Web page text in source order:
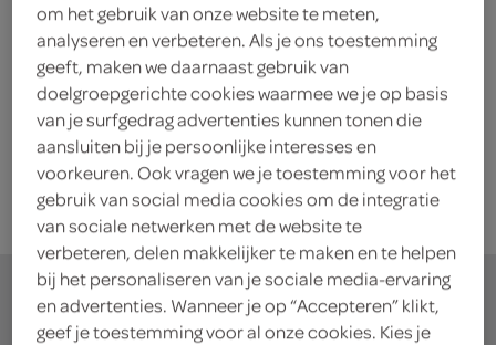
mondkapje comfort maat L/XL
9 Gram
5.45 kies je SPAR
om het gebruik van onze website te meten,
analyseren en verbeteren. Als je ons toestemming
geeft, maken we daarnaast gebruik van
doelgroepgerichte cookies waarmee we je op basis
van je surfgedrag advertenties kunnen tonen die
aansluiten bij je persoonlijke interesses en
voorkeuren. Ook vragen we je toestemming voor het
gebruik van social media cookies om de integratie
van sociale netwerken met de website te
verbeteren, delen makkelijker te maken en te helpen
bij het personaliseren van je sociale media-ervaring
en advertenties. Wanneer je op “Accepteren” klikt,
geef je toestemming voor al onze cookies. Kies je